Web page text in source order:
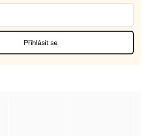
Přihlásit se